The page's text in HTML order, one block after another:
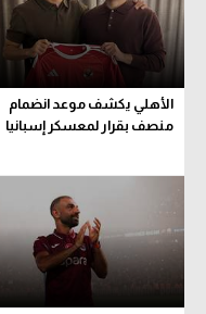
الأهلي يكشف موعد انضمام
منصف بقرار لمعسكر إسبانيا